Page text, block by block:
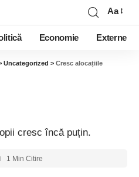
Aa
Economie Externe
Uncategorized > Cresc alocațiile
cresc încă puțin.
1 Min Citire